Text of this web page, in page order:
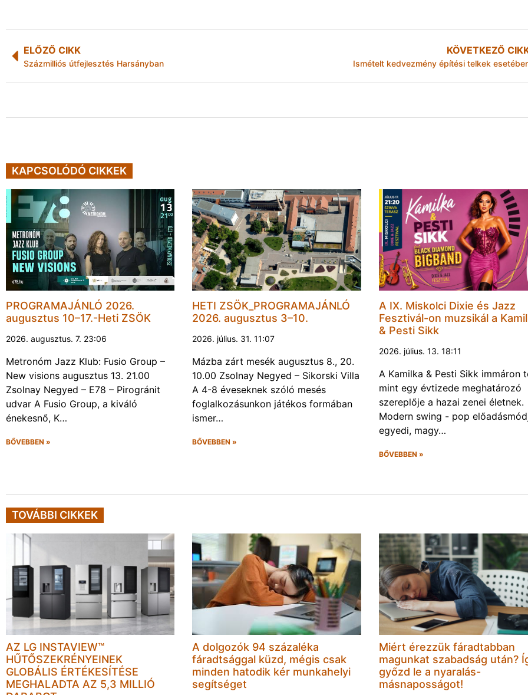
ELŐZŐ CIKK
Százmilliós útfejlesztés Harsányban
KÖVETKEZŐ
Ismételt kedvezmény építési telkek
KAPCSOLÓDÓ CIKKEK
PROGRAMAJÁNLÓ 2026.
augusztus 10–17.-Heti ZSÖK
2026. augusztus. 7. 23:06
Metronóm Jazz Klub: Fusio Group –
New visions augusztus 13. 21.00
Zsolnay Negyed – E78 – Pirogránit
udvar A Fusio Group, a kiváló
énekesnő, K…
BŐVEBBEN »
HETI ZSÖK_PROGRAMAJÁNLÓ
2026. augusztus 3–10.
2026. július. 31. 11:07
Mázba zárt mesék augusztus 8., 20.
10.00 Zsolnay Negyed – Sikorski Villa
A 4-8 éveseknek szóló mesés
foglalkozásunkon játékos formában
ismer…
BŐVEBBEN »
A IX. Miskolci Dixie és Jazz
Fesztivál-on muzsikál a
& Pesti Sikk
2026. július. 13. 18:11
A Kamilka & Pesti Sikk immáron
mint egy évtizede meghatározó
szereplője a hazai zenei életnek.
Modern swing - pop
egyedi, magy…
BŐVEBBEN »
TOVÁBBI CIKKEK
AZ LG INSTAVIEW™
HŰTŐSZEKRÉNYEINEK
GLOBÁLIS ÉRTÉKESÍTÉSE
MEGHALADTA AZ 5,3 MILLIÓ
A dolgozók 94 százaléka
fáradtsággal küzd, mégis csak
minden hatodik kér munkahelyi
segítséget
Miért érezzük fáradtabban
magunkat szabadság után?
győzd le a nyaralás-
másnaposságot!